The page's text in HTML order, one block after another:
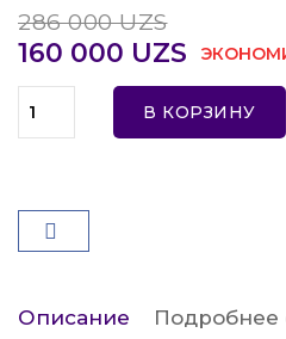
286 000 UZS
160 000 UZS
В КОРЗИНУ
Описание Подробнее